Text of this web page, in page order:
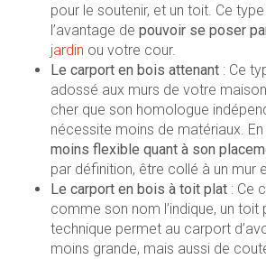
pour le soutenir, et un toit. Ce
l’avantage de pouvoir se poser
jardin ou votre cour.
Le carport en bois attenant : Ce
adossé aux murs de votre
cher que son homologue
nécessite moins de matériaux. En
moins flexible quant à son
par définition, être collé à un mur
Le carport en bois à toit plat : Ce
comme son nom l’indique, un toit
technique permet au carport
moins grande, mais aussi de